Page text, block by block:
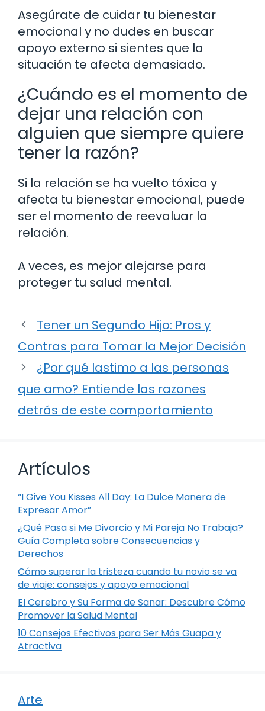
Asegúrate de cuidar tu bienestar
emocional y no dudes en buscar
apoyo externo si sientes que la
situación te afecta demasiado.
¿Cuándo es el momento de
dejar una relación con
alguien que siempre quiere
tener la razón?
Si la relación se ha vuelto tóxica y
afecta tu bienestar emocional, puede
ser el momento de reevaluar la
relación.
A veces, es mejor alejarse para
proteger tu salud mental.
Tener un Segundo Hijo: Pros y
Contras para Tomar la Mejor Decisión
¿Por qué lastimo a las personas
que amo? Entiende las razones
detrás de este comportamiento
Artículos
“I Give You Kisses All Day: La Dulce Manera de
Expresar Amor”
¿Qué Pasa si Me Divorcio y Mi Pareja No Trabaja?
Guía Completa sobre Consecuencias y
Derechos
Cómo superar la tristeza cuando tu novio se va
de viaje: consejos y apoyo emocional
El Cerebro y Su Forma de Sanar: Descubre Cómo
Promover la Salud Mental
10 Consejos Efectivos para Ser Más Guapa y
Atractiva
Arte